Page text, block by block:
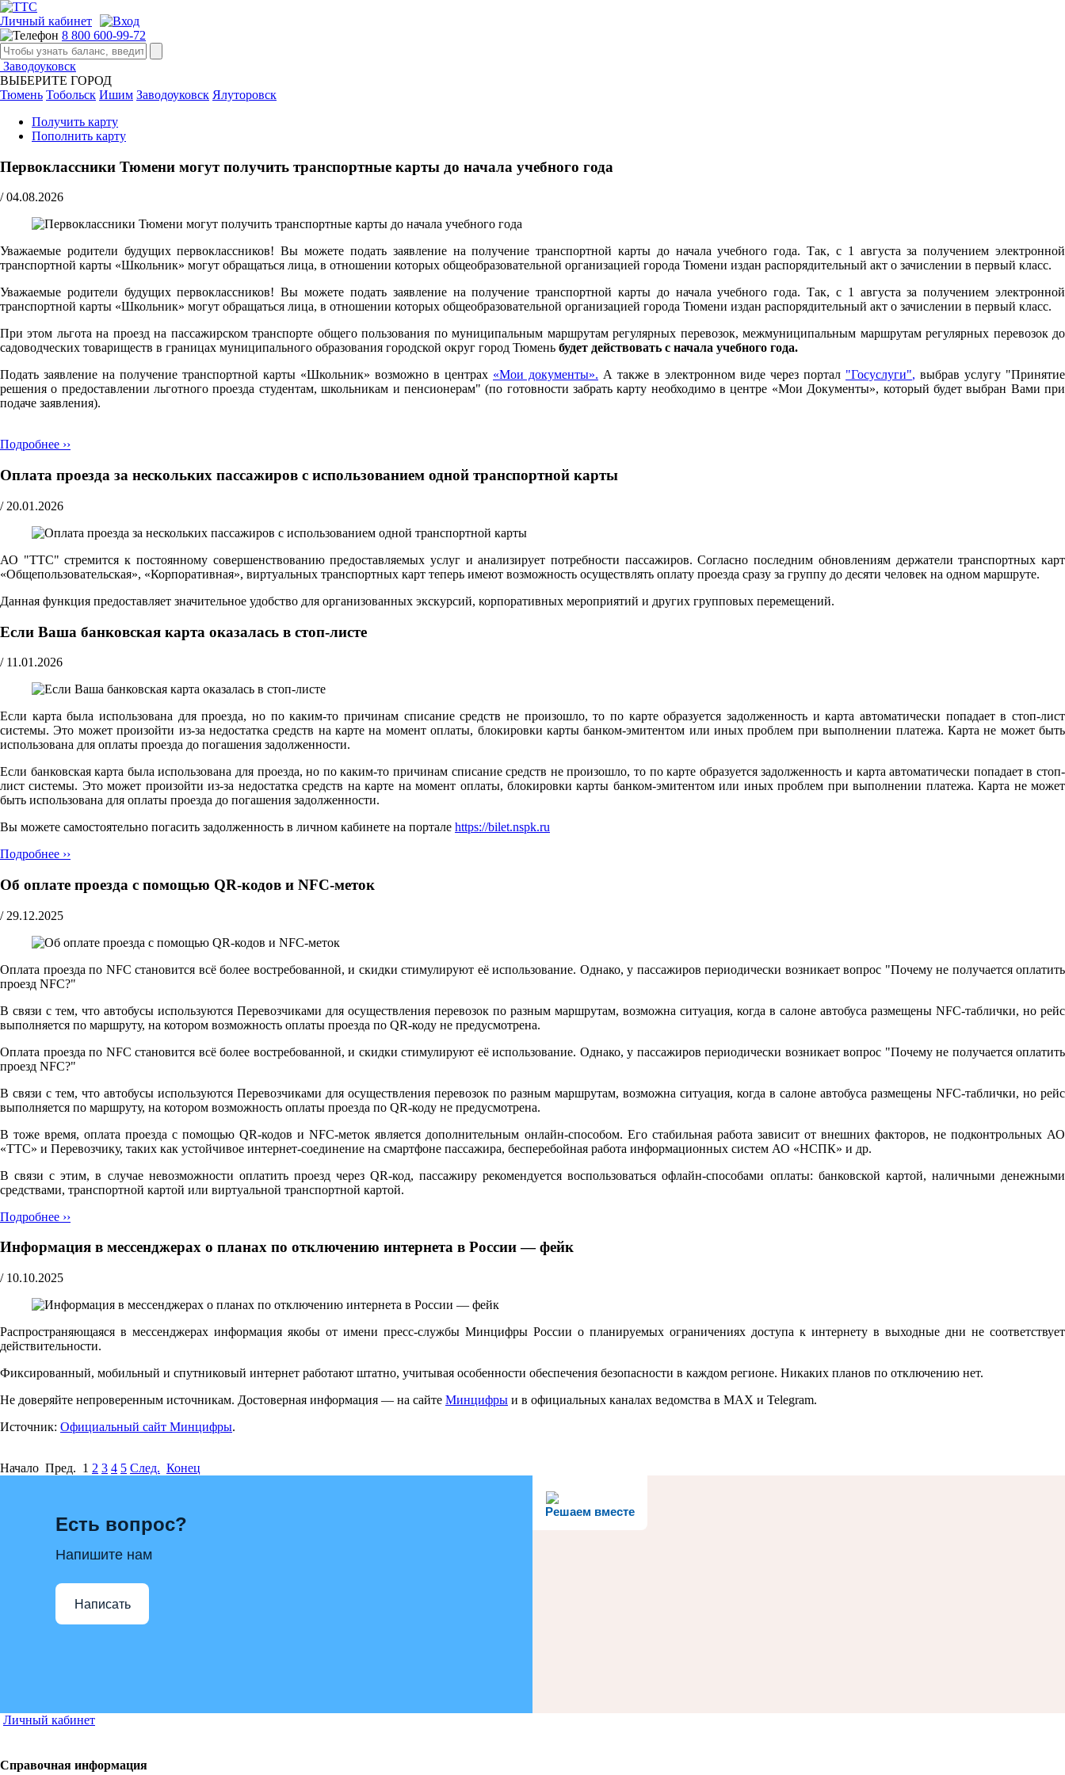
Личный кабинет
8 800 600-99-72
Заводоуковск
ВЫБЕРИТЕ ГОРОД
Тюмень Тобольск Ишим Заводоуковск Ялуторовск
Получить карту
Пополнить карту
Первоклассники Тюмени могут получить транспортные карты до начала учебного года
/ 04.08.2026
Уважаемые родители будущих первоклассников! Вы можете подать заявление на получение транспортной карты до начала учебного года. Так, с 1 августа за получением электронной
транспортной карты «Школьник» могут обращаться лица, в отношении которых общеобразовательной организацией города Тюмени издан распорядительный акт о зачислении в первый класс.
Уважаемые родители будущих первоклассников! Вы можете подать заявление на получение транспортной карты до начала учебного года. Так, с 1 августа за получением электронной
транспортной карты «Школьник» могут обращаться лица, в отношении которых общеобразовательной организацией города Тюмени издан распорядительный акт о зачислении в первый класс.
При этом льгота на проезд на пассажирском транспорте общего пользования по муниципальным маршрутам регулярных перевозок, межмуниципальным маршрутам регулярных перевозок до
садоводческих товариществ в границах муниципального образования городской округ город Тюмень будет действовать с начала учебного года.
Подать заявление на получение транспортной карты «Школьник» возможно в центрах «Мои документы». А также в электронном виде через портал "Госуслуги", выбрав услугу "Принятие
решения о предоставлении льготного проезда студентам, школьникам и пенсионерам" (по готовности забрать карту необходимо в центре «Мои Документы», который будет выбран Вами при
подаче заявления).
Подробнее ››
Оплата проезда за нескольких пассажиров с использованием одной транспортной карты
/ 20.01.2026
АО "ТТС" стремится к постоянному совершенствованию предоставляемых услуг и анализирует потребности пассажиров. Согласно последним обновлениям держатели транспортных карт
«Общепользовательская», «Корпоративная», виртуальных транспортных карт теперь имеют возможность осуществлять оплату проезда сразу за группу до десяти человек на одном маршруте.
Данная функция предоставляет значительное удобство для организованных экскурсий, корпоративных мероприятий и других групповых перемещений.
Если Ваша банковская карта оказалась в стоп-листе
/ 11.01.2026
Если карта была использована для проезда, но по каким-то причинам списание средств не произошло, то по карте образуется задолженность и карта автоматически попадает в стоп-лист
системы. Это может произойти из-за недостатка средств на карте на момент оплаты, блокировки карты банком-эмитентом или иных проблем при выполнении платежа. Карта не может быть
использована для оплаты проезда до погашения задолженности.
Если банковская карта была использована для проезда, но по каким-то причинам списание средств не произошло, то по карте образуется задолженность и карта автоматически попадает в стоп-
лист системы. Это может произойти из-за недостатка средств на карте на момент оплаты, блокировки карты банком-эмитентом или иных проблем при выполнении платежа. Карта не может
быть использована для оплаты проезда до погашения задолженности.
Вы можете самостоятельно погасить задолженность в личном кабинете на портале https://bilet.nspk.ru
Подробнее ››
Об оплате проезда с помощью QR-кодов и NFC-меток
/ 29.12.2025
Оплата проезда по NFC становится всё более востребованной, и скидки стимулируют её использование. Однако, у пассажиров периодически возникает вопрос "Почему не получается оплатить
проезд NFC?"
В связи с тем, что автобусы используются Перевозчиками для осуществления перевозок по разным маршрутам, возможна ситуация, когда в салоне автобуса размещены NFC-таблички, но рейс
выполняется по маршруту, на котором возможность оплаты проезда по QR-коду не предусмотрена.
Оплата проезда по NFC становится всё более востребованной, и скидки стимулируют её использование. Однако, у пассажиров периодически возникает вопрос "Почему не получается оплатить
проезд NFC?"
В связи с тем, что автобусы используются Перевозчиками для осуществления перевозок по разным маршрутам, возможна ситуация, когда в салоне автобуса размещены NFC-таблички, но рейс
выполняется по маршруту, на котором возможность оплаты проезда по QR-коду не предусмотрена.
В тоже время, оплата проезда с помощью QR-кодов и NFC-меток является дополнительным онлайн-способом. Его стабильная работа зависит от внешних факторов, не подконтрольных АО
«ТТС» и Перевозчику, таких как устойчивое интернет-соединение на смартфоне пассажира, бесперебойная работа информационных систем АО «НСПК» и др.
В связи с этим, в случае невозможности оплатить проезд через QR-код, пассажиру рекомендуется воспользоваться офлайн-способами оплаты: банковской картой, наличными денежными
средствами, транспортной картой или виртуальной транспортной картой.
Подробнее ››
Информация в мессенджерах о планах по отключению интернета в России — фейк
/ 10.10.2025
Распространяющаяся в мессенджерах информация якобы от имени пресс-службы Минцифры России о планируемых ограничениях доступа к интернету в выходные дни не соответствует
действительности.
Фиксированный, мобильный и спутниковый интернет работают штатно, учитывая особенности обеспечения безопасности в каждом регионе. Никаких планов по отключению нет.
Не доверяйте непроверенным источникам. Достоверная информация — на сайте Минцифры и в официальных каналах ведомства в MAX и Telegram.
Источник: Официальный сайт Минцифры.
Начало Пред. 1 2 3 4 5 След. Конец
Решаем вместе
Есть вопрос?
Напишите нам
Написать
Личный кабинет
Справочная информация